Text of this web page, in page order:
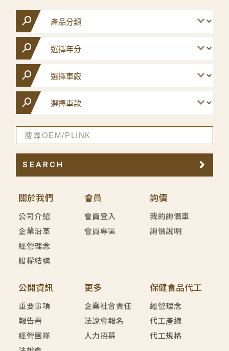
關於我們
公司介紹
企業沿革
經營理念
股權結構
會員
會員登入
會員專區
詢價
我的詢價車
詢價說明
公開資訊
重要事項
報告書
經營團隊
更多
企業社會責任
法說會報名
人力招募
保健食品代工
經營理念
代工產線
代工規格
SEARCH